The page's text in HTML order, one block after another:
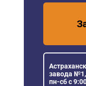
завода
пн-сб с